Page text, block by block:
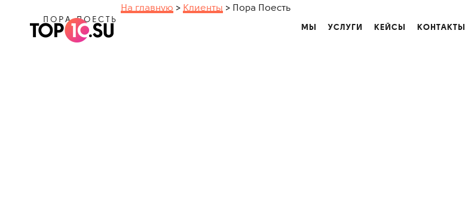
МЫ УСЛУГИ КЕЙСЫ КОНТАКТЫ
На главную > Клиенты > Пора Поесть
ПОРА ПОЕСТЬ